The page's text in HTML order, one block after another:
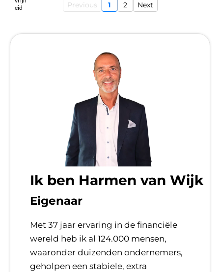
Previous 1 2 Next
Ik ben Harmen van Wijk
Eigenaar
Met 37 jaar ervaring in de financiële
wereld heb ik al 124.000 mensen,
waaronder duizenden ondernemers,
geholpen een stabiele, extra